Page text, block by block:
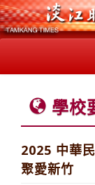
學校
2025 中華
聚愛新竹